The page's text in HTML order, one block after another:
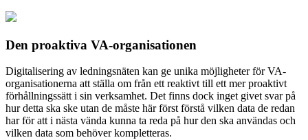
Den proaktiva VA-organisationen
Digitalisering av ledningsnäten kan ge unika möjligheter för VA-
organisationerna att ställa om från ett reaktivt till ett mer proaktivt
förhållningssätt i sin verksamhet. Det finns dock inget givet svar på
hur detta ska ske utan de måste här först förstå vilken data de redan
har för att i nästa vända kunna ta reda på hur den ska användas och
vilken data som behöver kompletteras.